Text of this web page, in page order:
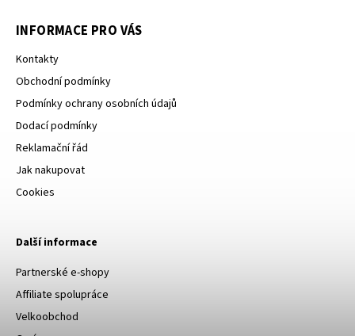
INFORMACE PRO VÁS
Kontakty
Obchodní podmínky
Podmínky ochrany osobních údajů
Dodací podmínky
Reklamační řád
Jak nakupovat
Cookies
Další informace
Partnerské e-shopy
Affiliate spolupráce
Velkoobchod